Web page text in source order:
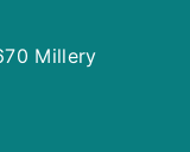
Millery